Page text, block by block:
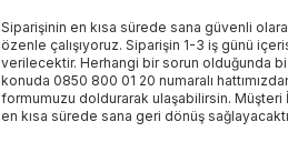
Siparişinin en kısa sürede sana güvenli
özenle çalışıyoruz. Siparişin 1-3 iş günü
verilecektir. Herhangi bir sorun olduğunda
konuda 0850 800 01 20 numaralı
formumuzu doldurarak ulaşabilirsin. Müşteri
en kısa sürede sana geri dönüş